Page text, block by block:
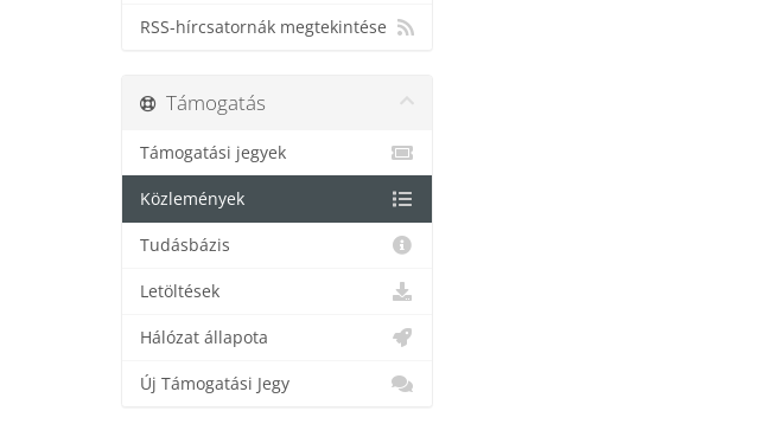
RSS-hírcsatornák megtekintése
Támogatás
Támogatási jegyek
Közlemények
Tudásbázis
Letöltések
Hálózat állapota
Új Támogatási Jegy